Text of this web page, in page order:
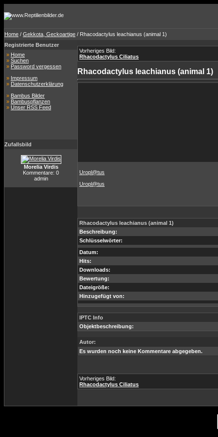
Home / Gekkota, Geckoartige / Rhacodactylus leachianus (animal 1)
Registrierte Benutzer
» Home
» Suchen
» Password vergessen
» Impressum
» Datenschutzerklärung
» Bambus Bilder
» Bambuspflanzen
» Unser RSS Feed
Zufallsbild
Morelia Virdis
Kommentare: 0
admin
Vorheriges Bild:
Rhacodactylus Ciliatus
Rhacodactylus leachianus (animal 1)
Uropl@tus
Uropl@tus
Rhacodactylus leachianus (animal 1)
Beschreibung:
Schlüsselwörter:
Datum:
Hits:
Downloads:
Bewertung:
Dateigröße:
Hinzugefügt von:
IPTC Info
Objektbeschreibung:
Autor:
Es wurden noch keine Kommentare abgegeben.
Vorheriges Bild:
Rhacodactylus Ciliatus